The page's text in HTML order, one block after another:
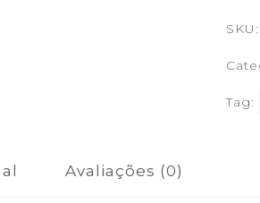
SKU:
Tag:
Avaliações (0)